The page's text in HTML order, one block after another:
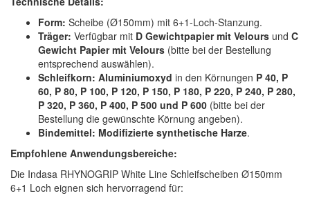
Form: Scheibe (Ø150mm) mit 6+1-Loch-Stanzung.
Träger: Verfügbar mit D Gewichtpapier mit Velours und C
Gewicht Papier mit Velours (bitte bei der Bestellung
entsprechend auswählen).
Schleifkorn: Aluminiumoxyd in den Körnungen P 40, P
60, P 80, P 100, P 120, P 150, P 180, P 220, P 240, P 280,
P 320, P 360, P 400, P 500 und P 600 (bitte bei der
Bestellung die gewünschte Körnung angeben).
Bindemittel: Modifizierte synthetische Harze.
Empfohlene Anwendungsbereiche:
Die Indasa RHYNOGRIP White Line Schleifscheiben Ø150mm
6+1 Loch eignen sich hervorragend für: